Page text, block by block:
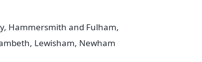
Hammersmith and Fulham,
Lewisham, Newham